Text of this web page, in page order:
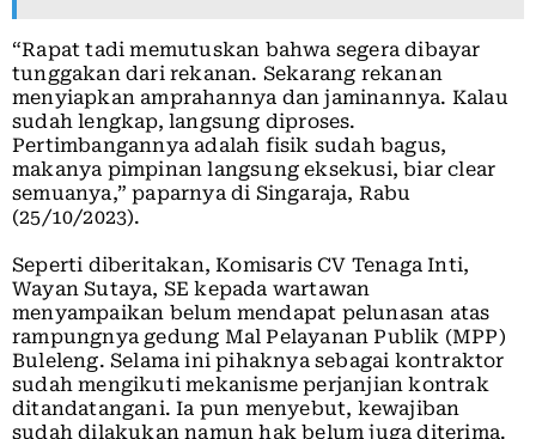
“Rapat tadi memutuskan bahwa segera dibayar
tunggakan dari rekanan. Sekarang rekanan
menyiapkan amprahannya dan jaminannya. Kalau
sudah lengkap, langsung diproses.
Pertimbangannya adalah fisik sudah bagus,
makanya pimpinan langsung eksekusi, biar clear
semuanya,” paparnya di Singaraja, Rabu
(25/10/2023).
Seperti diberitakan, Komisaris CV Tenaga Inti,
Wayan Sutaya, SE kepada wartawan
menyampaikan belum mendapat pelunasan atas
rampungnya gedung Mal Pelayanan Publik (MPP)
Buleleng. Selama ini pihaknya sebagai kontraktor
sudah mengikuti mekanisme perjanjian kontrak
ditandatangani. Ia pun menyebut, kewajiban
sudah dilakukan namun hak belum juga diterima.